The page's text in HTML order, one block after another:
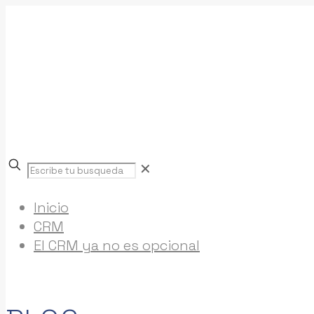
Escribe
tu
busqueda
✕
Inicio
CRM
El CRM ya no es opcional